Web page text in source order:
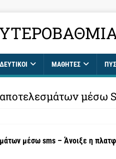
ΜΑΘΗΤΈΣ
μέσω
μέσω sms – Άνοιξε η